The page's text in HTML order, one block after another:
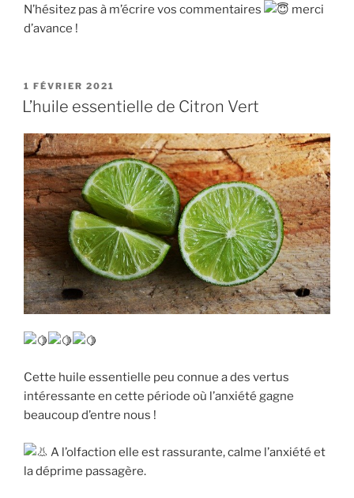
N’hésitez pas à m’écrire vos commentaires
merci
d’avance !
PUBLIÉ
LE
1 FÉVRIER 2021
L’huile essentielle de Citron Vert
Cette huile essentielle peu connue a des vertus
intéressante en cette période où l’anxiété gagne
beaucoup d’entre nous !
A l’olfaction elle est rassurante, calme l’anxiété et
la déprime passagère.